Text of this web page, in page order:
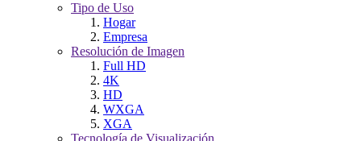
Tipo de Uso
Hogar
Empresa
Resolución de Imagen
Full HD
4K
HD
WXGA
XGA
Tecnología de Visualización